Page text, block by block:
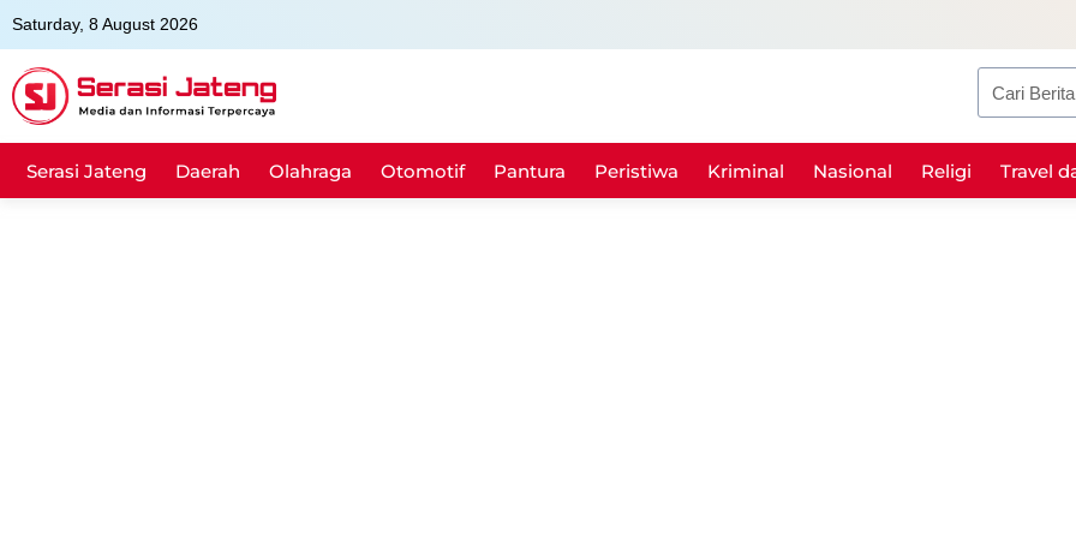
Skip
to
content
Saturday, 8 August 2026
Serasi Jateng Daerah Olahraga Otomotif Pantura Peristiwa Kriminal Nasional Religi Travel